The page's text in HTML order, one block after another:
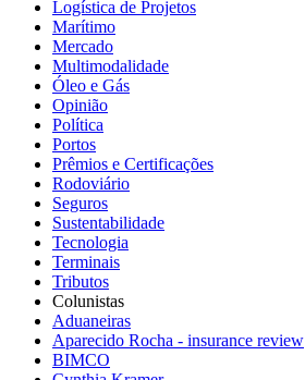
Logística de Projetos
Marítimo
Mercado
Multimodalidade
Óleo e Gás
Opinião
Política
Portos
Prêmios e Certificações
Rodoviário
Seguros
Sustentabilidade
Tecnologia
Terminais
Tributos
Colunistas
Aduaneiras
Aparecido Rocha - insurance review
BIMCO